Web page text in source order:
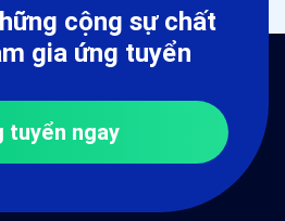
cộng sự chất
gia ứng tuyển
tuyển ngay